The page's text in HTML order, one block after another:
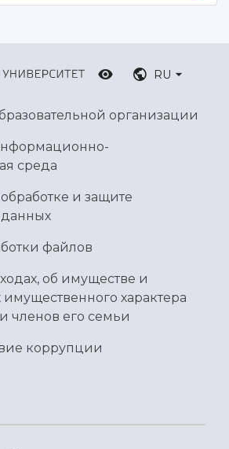
RU
организации
среда
и защите
файлов
об имуществе и
имущественного характера
членов его семьи
коррупции